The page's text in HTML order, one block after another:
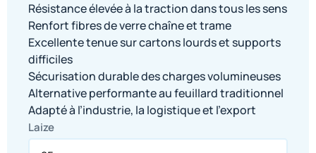
Résistance élevée à la traction dans tous les sens
Renfort fibres de verre chaîne et trame
Excellente tenue sur cartons lourds et supports
difficiles
Sécurisation durable des charges volumineuses
Alternative performante au feuillard traditionnel
Adapté à l’industrie, la logistique et l’export
Laize